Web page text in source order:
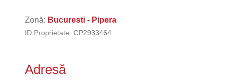
Zonă: Bucuresti - Pipera
ID Proprietate: CP2933464
Adresă